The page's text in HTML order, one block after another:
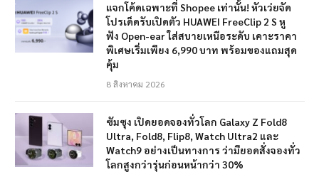
แจกโค้ดเฉพาะที่ Shopee เท่านั้น! หัวเว่ยจัด
โปรเด็ดรับเปิดตัว HUAWEI FreeClip 2 S หู
ฟัง Open-ear ใส่สบายเหนือระดับ เคาะราคา
พิเศษเริ่มเพียง 6,990 บาท พร้อมของแถมสุด
คุ้ม
8 สิงหาคม 2026
ซัมซุง เปิดยอดจองทั่วโลก Galaxy Z Fold8
Ultra, Fold8, Flip8, Watch Ultra2 และ
Watch9 อย่างเป็นทางการ ว่ามียอดสั่งจองทั่ว
โลกสูงกว่ารุ่นก่อนหน้ากว่า 30%